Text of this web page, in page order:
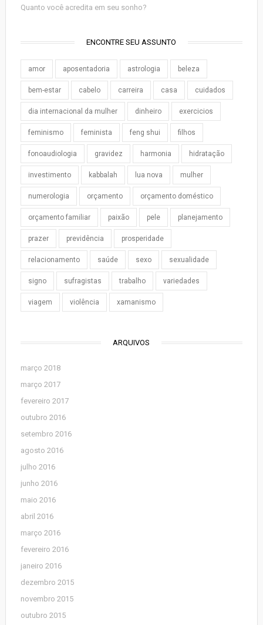
Quanto você acredita em seu sonho?
ENCONTRE SEU ASSUNTO
amor aposentadoria astrologia beleza
bem-estar cabelo carreira casa cuidados
dia internacional da mulher dinheiro exercicios
feminismo feminista feng shui filhos
fonoaudiologia gravidez harmonia hidratação
investimento kabbalah lua nova mulher
numerologia orçamento orçamento doméstico
orçamento familiar paixão pele planejamento
prazer previdência prosperidade
relacionamento saúde sexo sexualidade
signo sufragistas trabalho variedades
viagem violência xamanismo
ARQUIVOS
março 2018
março 2017
fevereiro 2017
outubro 2016
setembro 2016
agosto 2016
julho 2016
junho 2016
maio 2016
abril 2016
março 2016
fevereiro 2016
janeiro 2016
dezembro 2015
novembro 2015
outubro 2015